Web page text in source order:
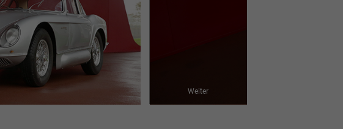
Weiter